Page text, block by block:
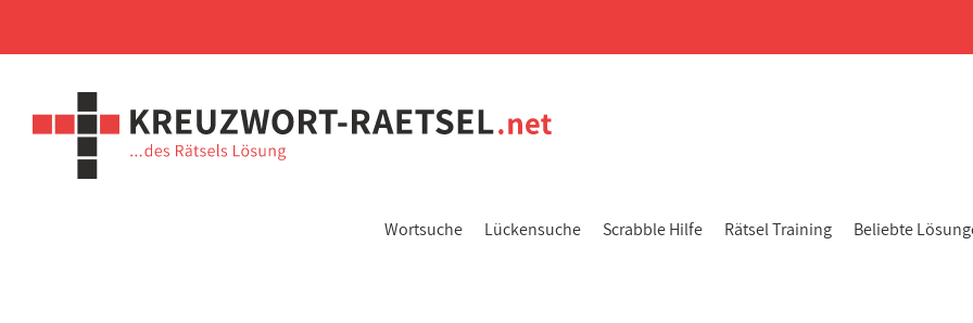
Wortsuche Lückensuche Scrabble Hilfe Rätsel Training Beliebte